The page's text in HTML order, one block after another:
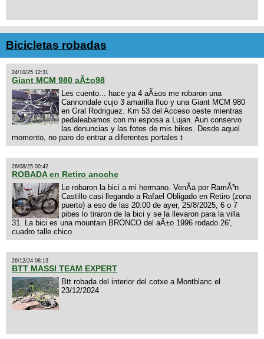
Bicicletas robadas
24/10/25 12:31
Giant MCM 980 aÃ±o98
Les cuento... hace ya 4 aÃ±os me robaron una
Cannondale cujo 3 amarilla fluo y una Giant MCM 980
en Gral Rodriguez. Km 53 del Acceso oeste mientras
pedaleabamos con mi esposa a Lujan. Aun conservo
las denuncias y las fotos de mis bikes. Desde aquel
momento, no paro de entrar a diferentes portales t
26/08/25 00:42
ROBADA en Retiro anoche
Le robaron la bici a mi hermano. VenÃ­a por RamÃ³n
Castillo casi llegando a Rafael Obligado en Retiro (zona
puerto) a eso de las 20:00 de ayer, 25/8/2025, 6 o 7
pibes lo tiraron de la bici y se la llevaron para la villa
31. La bici es una mountain BRONCO del aÃ±o 1996 rodado 26',
cuadro talle chico
26/12/24 08:13
BTT MASSI TEAM EXPERT
Btt robada del interior del cotxe a Montblanc el
23/12/2024